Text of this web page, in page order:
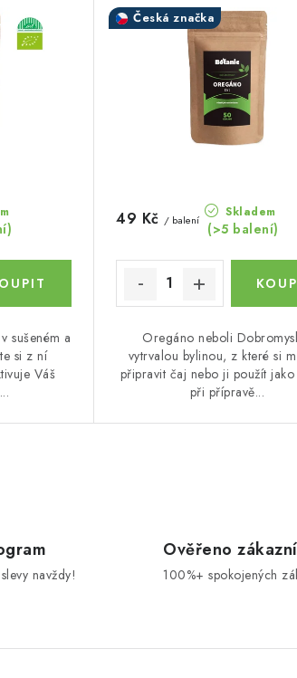
sušeném a
si z ní
Váš
Česká značka
Skladem
(>5 balení)
49 Kč / balení
Oregáno neboli
vytrvalou bylinou, z které si
připravit čaj nebo ji použít
při přípravě...
navždy!
Ověřeno
100%+ spokojených